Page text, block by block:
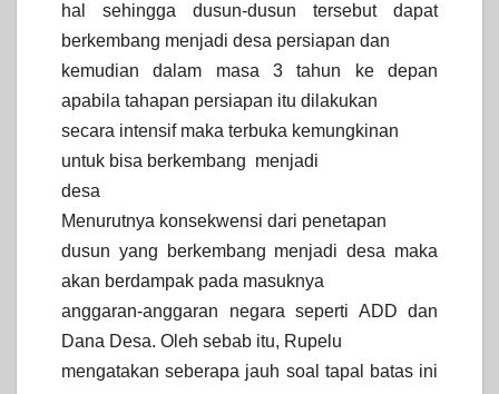
hal sehingga dusun-dusun tersebut dapat
berkembang menjadi desa persiapan dan
kemudian dalam masa 3 tahun ke depan
apabila tahapan persiapan itu dilakukan
secara intensif maka terbuka kemungkinan
untuk bisa berkembang menjadi
desa
Menurutnya konsekwensi dari penetapan
dusun yang berkembang menjadi desa maka
akan berdampak pada masuknya
anggaran-anggaran negara seperti ADD dan
Dana Desa. Oleh sebab itu, Rupelu
mengatakan seberapa jauh soal tapal batas ini